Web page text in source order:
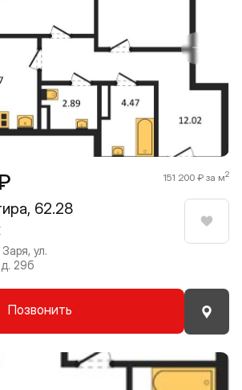
151 200 ₽ за м2
62.28
ул.
29б
Позвонить